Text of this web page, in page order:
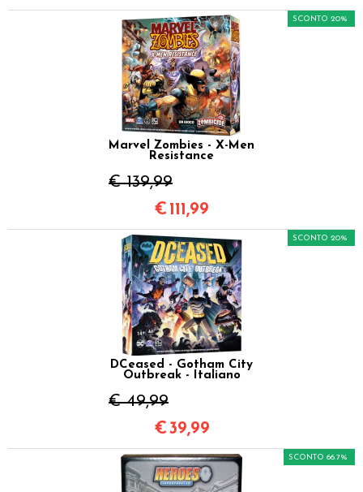
Marvel Zombies - X-Men
Resistance
€ 139,99
SCONTO 20%
€ 111,99
DCeased - Gotham City
Outbreak - Italiano
€ 49,99
SCONTO 20%
€39,99
SCONTO 66.7%